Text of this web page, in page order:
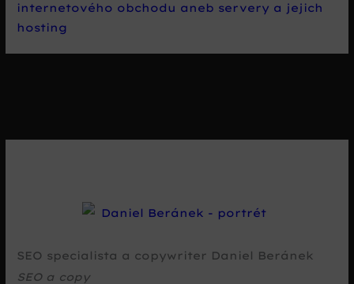
internetového obchodu aneb servery a jejich
hosting
SEO specialista a copywriter Daniel Beránek
SEO a copy